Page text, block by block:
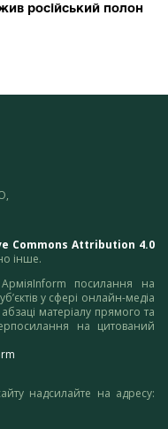
російський полон
Commons Attribution 4.0
інше.
посилання на
у сфері онлайн-медіа
матеріалу прямого та
на цитований
надсилайте на адресу: